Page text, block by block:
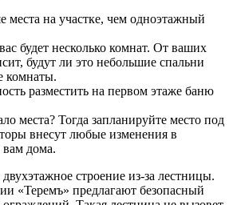
места на участке, чем одноэтажный
будет несколько комнат. От ваших
будут ли это небольшие спальни
комнаты.
разместить на первом этаже баню
места? Тогда запланируйте место под
внесут любые изменения в
дома.
строение из-за лестницы.
«Теремъ» предлагают безопасный